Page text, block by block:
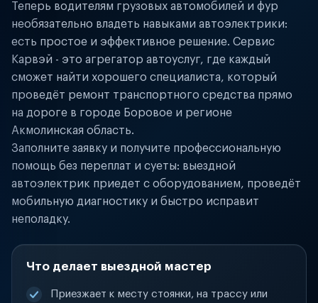
Теперь водителям грузовых автомобилей и фур
необязательно владеть навыками автоэлектрики:
есть простое и эффективное решение. Сервис
Карвэй - это агрегатор автоуслуг, где каждый
сможет найти хорошего специалиста, который
проведёт ремонт транспортного средства прямо
на дороге в городе Боровое и регионе
Акмолинская область.
Заполните заявку и получите профессиональную
помощь без переплат и суеты: выездной
автоэлектрик приедет с оборудованием, проведёт
мобильную диагностику и быстро исправит
неполадку.
Что делает выездной мастер
Приезжает к месту стоянки, на трассу или